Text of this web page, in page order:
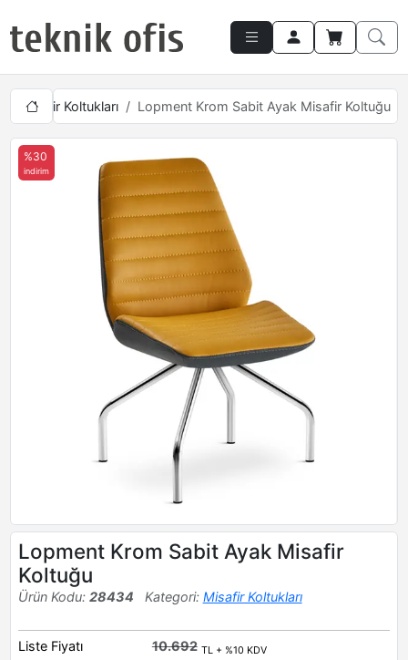
Misafir Koltukları Lopment Krom Sabit Ayak Misafir Koltuğu
%30
indirim
Lopment Krom Sabit Ayak Misafir
Koltuğu
Ürün Kodu: 28434 Kategori: Misafir Koltukları
Liste Fiyatı 10.692 TL + %10 KDV